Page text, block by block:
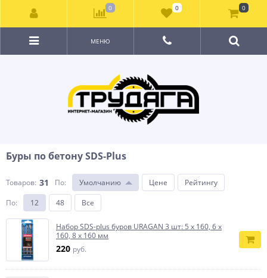
МЕНЮ
Буры по бетону SDS-Plus
Товаров: 31 По: Умолчанию Цене
Рейтингу
По: 12 48 Все
Набор SDS-plus буров URAGAN 3 шт: 5 х 160, 6 х
160, 8 х 160 мм
220 руб.
0 0 0